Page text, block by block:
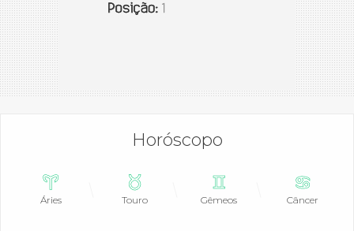
Horóscopo
Áries Touro Gêmeos Câncer